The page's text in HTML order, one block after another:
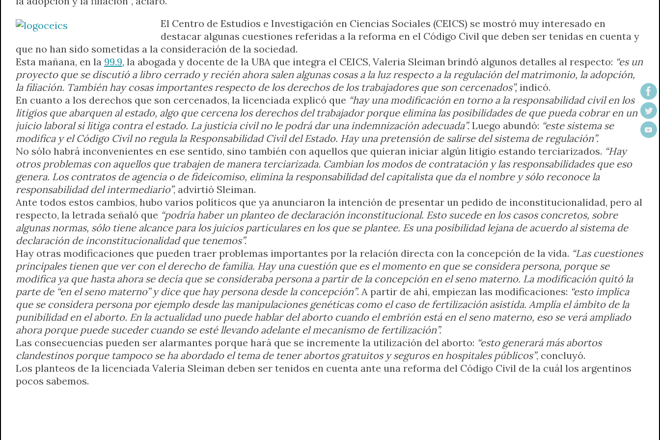
p
p
a
r
r
e
n
d
y
El Centro de Estudios e Investigación en Ciencias Sociales (CEICS) se mostró muy interesado en
destacar algunas cuestiones referidas a la reforma en el Código Civil que deben ser tenidas en cuenta y
que no han sido sometidas a la consideración de la sociedad.
Esta mañana, en la 99.9, la abogada y docente de la UBA que integra el CEICS, Valeria Sleiman brindó algunos detalles al respecto: “es un
proyecto que se discutió a libro cerrado y recién ahora salen algunas cosas a la luz respecto a la regulación del matrimonio, la adopción,
la filiación. También hay cosas importantes respecto de los derechos de los trabajadores que son cercenados”, indicó.
En cuanto a los derechos que son cercenados, la licenciada explicó que “hay una modificación en torno a la responsabilidad civil en los
litigios que abarquen al estado, algo que cercena los derechos del trabajador porque elimina las posibilidades de que pueda cobrar en un
juicio laboral si litiga contra el estado. La justicia civil no le podrá dar una indemnización adecuada”. Luego abundó: “este sistema se
modifica y el Código Civil no regula la Responsabilidad Civil del Estado. Hay una pretensión de salirse del sistema de regulación”.
No sólo habrá inconvenientes en ese sentido, sino también con aquellos que quieran iniciar algún litigio estando terciarizados. “Hay
otros problemas con aquellos que trabajen de manera terciarizada. Cambian los modos de contratación y las responsabilidades que eso
genera. Los contratos de agencia o de fideicomiso, elimina la responsabilidad del capitalista que da el nombre y sólo reconoce la
responsabilidad del intermediario”, advirtió Sleiman.
Ante todos estos cambios, hubo varios políticos que ya anunciaron la intención de presentar un pedido de inconstitucionalidad, pero al
respecto, la letrada señaló que “podría haber un planteo de declaración inconstitucional. Esto sucede en los casos concretos, sobre
algunas normas, sólo tiene alcance para los juicios particulares en los que se plantee. Es una posibilidad lejana de acuerdo al sistema de
declaración de inconstitucionalidad que tenemos”.
Hay otras modificaciones que pueden traer problemas importantes por la relación directa con la concepción de la vida. “Las cuestiones
principales tienen que ver con el derecho de familia. Hay una cuestión que es el momento en que se considera persona, porque se
modifica ya que hasta ahora se decía que se consideraba persona a partir de la concepción en el seno materno. La modificación quitó la
parte de “en el seno materno” y dice que hay persona desde la concepción”. A partir de ahí, empiezan las modificaciones: “esto implica
que se considera persona por ejemplo desde las manipulaciones genéticas como el caso de fertilización asistida. Amplía el ámbito de la
punibilidad en el aborto. En la actualidad uno puede hablar del aborto cuando el embrión está en el seno materno, eso se verá ampliado
ahora porque puede suceder cuando se esté llevando adelante el mecanismo de fertilización”.
Las consecuencias pueden ser alarmantes porque hará que se incremente la utilización del aborto: “esto generará más abortos
clandestinos porque tampoco se ha abordado el tema de tener abortos gratuitos y seguros en hospitales públicos”, concluyó.
Los planteos de la licenciada Valeria Sleiman deben ser tenidos en cuenta ante una reforma del Código Civil de la cuál los argentinos
pocos sabemos.